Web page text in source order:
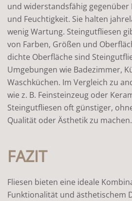
und widerstandsfähig
und Feuchtigkeit. Sie halten
wenig Wartung. Steingutfliesen
von Farben, Größen und
dichte Oberfläche sind
Umgebungen wie Badezimmer,
Waschküchen. Im Vergleich zu
wie z. B. Feinsteinzeug oder
Steingutfliesen oft günstiger,
Qualität oder Ästhetik zu machen.
FAZIT
Fliesen bieten eine ideale
Funktionalität und ästhetischem